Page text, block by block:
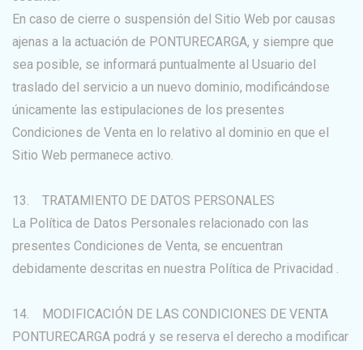
En caso de cierre o suspensión del Sitio Web por causas
ajenas a la actuación de PONTURECARGA, y siempre que
sea posible, se informará puntualmente al Usuario del
traslado del servicio a un nuevo dominio, modificándose
únicamente las estipulaciones de los presentes
Condiciones de Venta en lo relativo al dominio en que el
Sitio Web permanece activo.
13. TRATAMIENTO DE DATOS PERSONALES
La Política de Datos Personales relacionado con las
presentes Condiciones de Venta, se encuentran
debidamente descritas en nuestra Política de Privacidad .
14. MODIFICACIÓN DE LAS CONDICIONES DE VENTA
PONTURECARGA podrá y se reserva el derecho a modificar